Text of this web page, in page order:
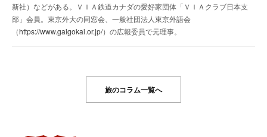
新社）などがある。ＶＩＡ鉄道カナダの愛好家団体「ＶＩＡクラブ日本支
部」会員。東京外大の同窓会、一般社団法人東京外語会
（https://www.gaigokai.or.jp/）の広報委員で元理事。
旅のコラム一覧へ